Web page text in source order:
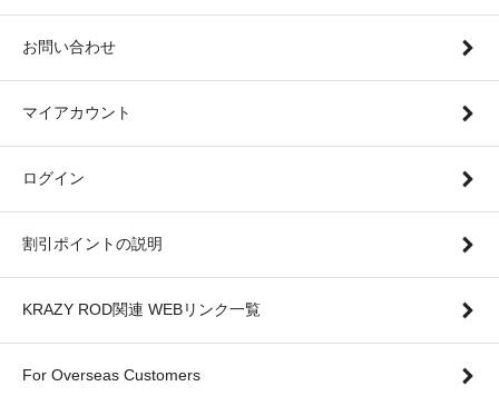
お問い合わせ
マイアカウント
ログイン
割引ポイントの説明
KRAZY ROD関連 WEBリンク一覧
For Overseas Customers